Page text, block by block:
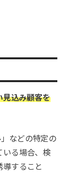
込み顧客を
などの特定の
いる場合、検
すること